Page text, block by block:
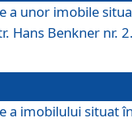
a unor imobile
Hans Benkner nr.
a imobilului situat